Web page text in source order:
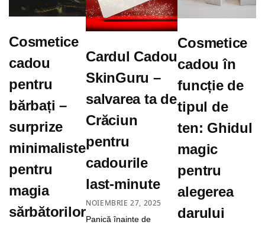
Cosmetice
cadou
pentru
bărbați –
surprize
minimaliste
pentru
magia
sărbătorilor
Cardul Cadou
SkinGuru –
salvarea ta de
Crăciun
pentru
cadourile
last-minute
NOIEMBRIE 27, 2025
Panică înainte de
Cosmetice
cadou în
funcție de
tipul de
ten: Ghidul
magic
pentru
alegerea
darului